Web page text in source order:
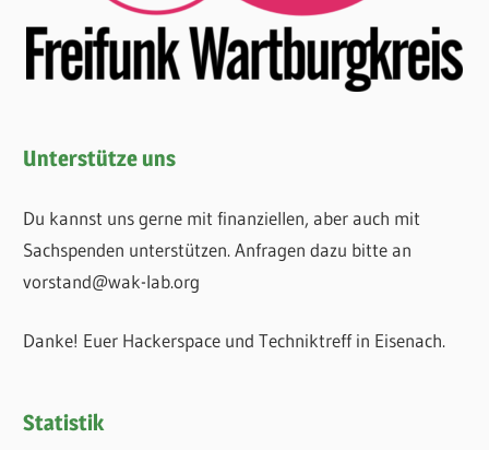
Unterstütze uns
Du kannst uns gerne mit finanziellen, aber auch mit
Sachspenden unterstützen. Anfragen dazu bitte an
vorstand@wak-lab.org
Danke! Euer Hackerspace und Techniktreff in Eisenach.
Statistik